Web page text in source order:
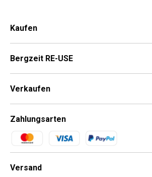
Kaufen
Bergzeit RE-USE
Verkaufen
Zahlungsarten
Zahlungsmethoden
Versand